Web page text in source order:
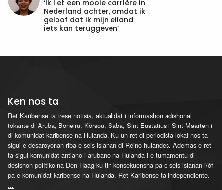
‘Ik liet een mooie carrière in
Nederland achter, omdat ik
geloof dat ik mijn eiland
iets kan teruggeven’
Ken nos ta
Ret Karibense ta trese notisia, aktualidat i informashon adishonal
tokante di Aruba, Boneiru, Kòrsou, Saba, Sint Eustatius i Sint Maarten i
di komunidat karibense na Hulanda. Ku un ret di periodista lokal nos ta
sigui e desaroyonan riba e seis islanan di Reino hulandes. Ademas e ret
ta sigui komunidat antiano i arubano na Hulanda i e tumamentu di
desishon polítiko na Den Haag ku tin konsekuensha pa e seis islanan i/òf
pa e komunidat karibense na Hulanda. Ret Karibense ta independiente.
...